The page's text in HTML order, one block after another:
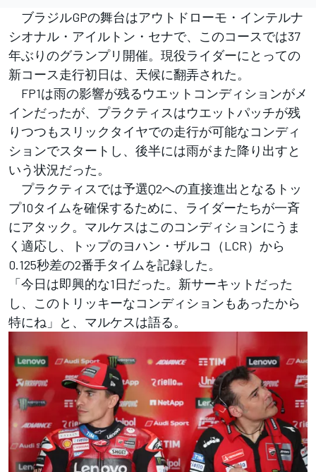
ブラジルGPの舞台はアウトドローモ・インテルナ
シオナル・アイルトン・セナで、このコースでは37
年ぶりのグランプリ開催。現役ライダーにとっての
新コース走行初日は、天候に翻弄された。
FP1は雨の影響が残るウエットコンディションがメ
インだったが、プラクティスはウエットパッチが残
りつつもスリックタイヤでの走行が可能なコンディ
ションでスタートし、後半には雨がまた降り出すと
いう状況だった。
プラクティスでは予選Q2への直接進出となるトッ
プ10タイムを確保するために、ライダーたちが一斉
にアタック。マルケスはこのコンディションにうま
く適応し、トップのヨハン・ザルコ（LCR）から
0.125秒差の2番手タイムを記録した。
「今日は即興的な1日だった。新サーキットだった
し、このトリッキーなコンディションもあったから
特にね」と、マルケスは語る。